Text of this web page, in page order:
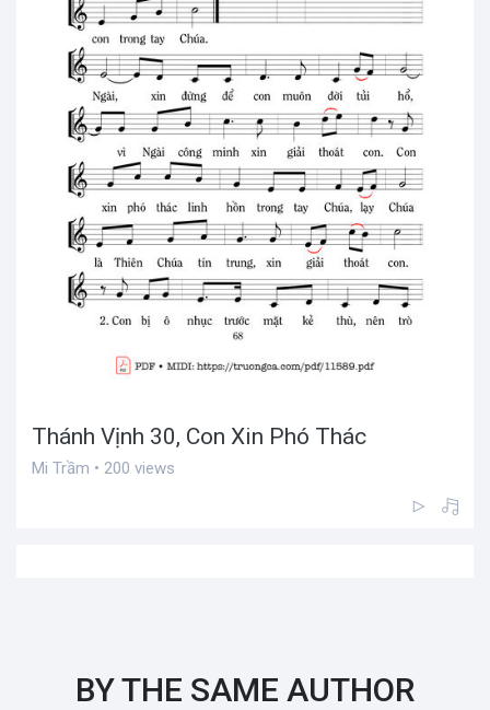
Thánh Vịnh 30, Con Xin Phó Thác
Mi Trầm • 200 views
BY THE SAME AUTHOR